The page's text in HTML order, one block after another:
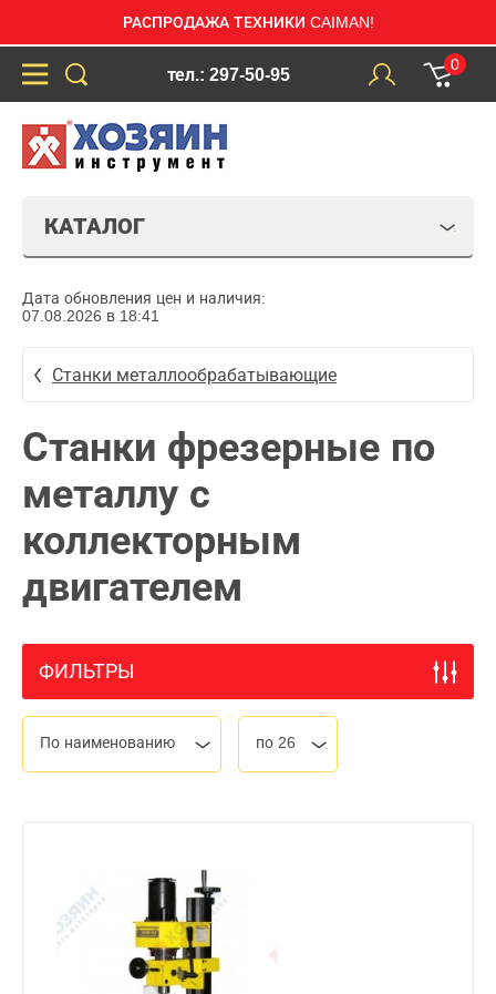
РАСПРОДАЖА ТЕХНИКИ CAIMAN!
тел.: 297-50-95
0
КАТАЛОГ
Дата обновления цен и наличия:
07.08.2026 в 18:41
Станки металлообрабатывающие
Станки фрезерные по
металлу с
коллекторным
двигателем
ФИЛЬТРЫ
По наименованию по 26